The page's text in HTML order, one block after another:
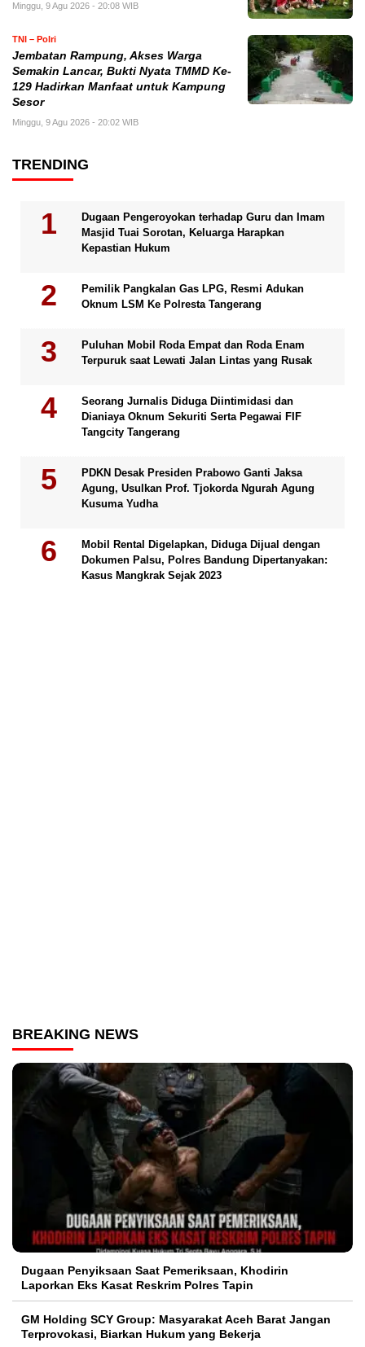
Minggu, 9 Agu 2026 - 20:08 WIB
TNI – Polri
Jembatan Rampung, Akses Warga
Semakin Lancar, Bukti Nyata TMMD Ke-
129 Hadirkan Manfaat untuk Kampung
Sesor
Minggu, 9 Agu 2026 - 20:02 WIB
TRENDING
Dugaan Pengeroyokan terhadap Guru dan Imam
Masjid Tuai Sorotan, Keluarga Harapkan
Kepastian Hukum
Pemilik Pangkalan Gas LPG, Resmi Adukan
Oknum LSM Ke Polresta Tangerang
Puluhan Mobil Roda Empat dan Roda Enam
Terpuruk saat Lewati Jalan Lintas yang Rusak
Seorang Jurnalis Diduga Diintimidasi dan
Dianiaya Oknum Sekuriti Serta Pegawai FIF
Tangcity Tangerang
PDKN Desak Presiden Prabowo Ganti Jaksa
Agung, Usulkan Prof. Tjokorda Ngurah Agung
Kusuma Yudha
Mobil Rental Digelapkan, Diduga Dijual dengan
Dokumen Palsu, Polres Bandung Dipertanyakan:
Kasus Mangkrak Sejak 2023
BREAKING NEWS
Dugaan Penyiksaan Saat Pemeriksaan, Khodirin
Laporkan Eks Kasat Reskrim Polres Tapin
GM Holding SCY Group: Masyarakat Aceh Barat Jangan
Terprovokasi, Biarkan Hukum yang Bekerja